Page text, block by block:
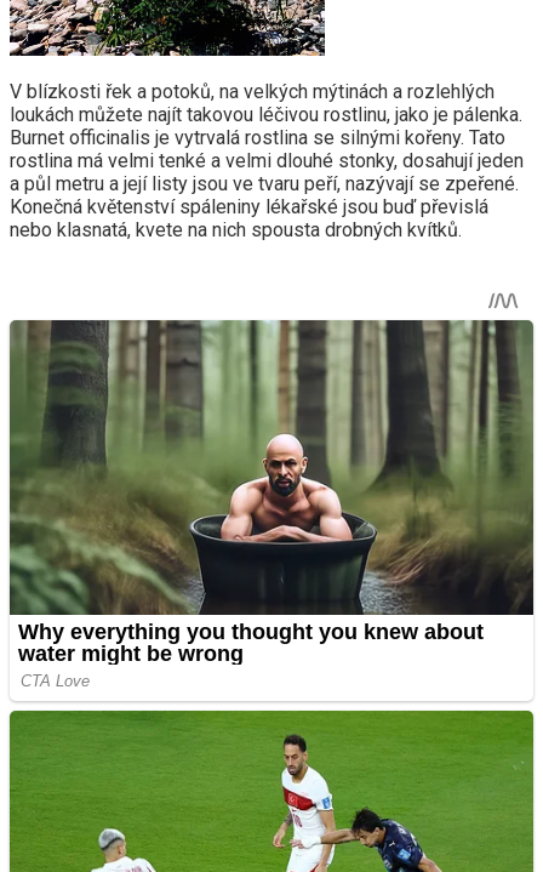
V blízkosti řek a potoků, na velkých mýtinách a rozlehlých
loukách můžete najít takovou léčivou rostlinu, jako je pálenka.
Burnet officinalis je vytrvalá rostlina se silnými kořeny. Tato
rostlina má velmi tenké a velmi dlouhé stonky, dosahují jeden
a půl metru a její listy jsou ve tvaru peří, nazývají se zpeřené.
Konečná květenství spáleniny lékařské jsou buď převislá
nebo klasnatá, kvete na nich spousta drobných kvítků.